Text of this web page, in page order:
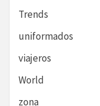
Trends
uniformados
viajeros
World
zona